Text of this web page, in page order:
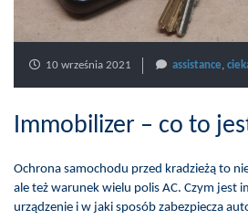
10 września 2021 assistance
Immobilizer – co to
Ochrona samochodu przed kradzieżą to
ale też warunek wielu polis AC. Czym jest
urządzenie i w jaki sposób zabezpiecza